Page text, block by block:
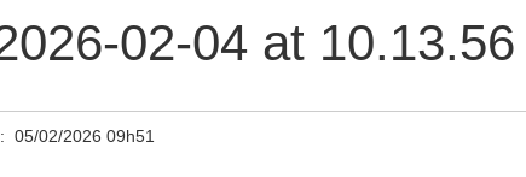
02-04 at
05/02/2026 09h51